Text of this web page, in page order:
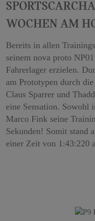
Wochen am
Bereits in allen
seinem nova proto
Fahrerlager erzielen.
am Prototypen durch
Claus Sparrer und
eine Sensation. Sowohl
Marco Fink seine
Sekunden! Somit stand
einer Zeit von 1:43:220